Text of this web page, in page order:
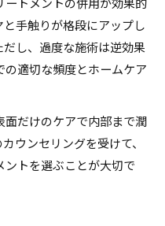
ートメントの併用が効果的
手触りが格段にアップし
し、過度な施術は逆効果
の適切な頻度とホームケア
だけのケアで内部まで潤
ウンセリングを受けて、
ントを選ぶことが大切で